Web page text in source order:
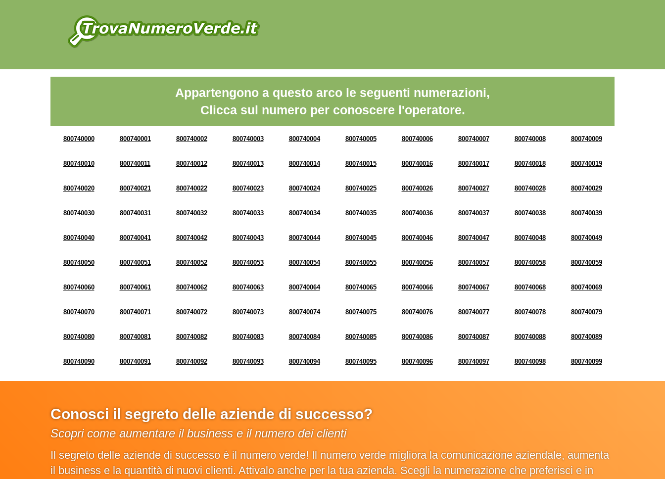
Appartengono a questo arco le seguenti numerazioni,
Clicca sul numero per conoscere l'operatore.
800740000 800740001 800740002 800740003 800740004 800740005 800740006 800740007 800740008 800740009
800740010 800740011 800740012 800740013 800740014 800740015 800740016 800740017 800740018 800740019
800740020 800740021 800740022 800740023 800740024 800740025 800740026 800740027 800740028 800740029
800740030 800740031 800740032 800740033 800740034 800740035 800740036 800740037 800740038 800740039
800740040 800740041 800740042 800740043 800740044 800740045 800740046 800740047 800740048 800740049
800740050 800740051 800740052 800740053 800740054 800740055 800740056 800740057 800740058 800740059
800740060 800740061 800740062 800740063 800740064 800740065 800740066 800740067 800740068 800740069
800740070 800740071 800740072 800740073 800740074 800740075 800740076 800740077 800740078 800740079
800740080 800740081 800740082 800740083 800740084 800740085 800740086 800740087 800740088 800740089
800740090 800740091 800740092 800740093 800740094 800740095 800740096 800740097 800740098 800740099
Conosci il segreto delle aziende di successo?
Scopri come aumentare il business e il numero dei clienti
Il segreto delle aziende di successo è il numero verde! Il numero verde migliora la comunicazione aziendale, aumenta
il business e la quantità di nuovi clienti. Attivalo anche per la tua azienda. Scegli la numerazione che preferisci e in